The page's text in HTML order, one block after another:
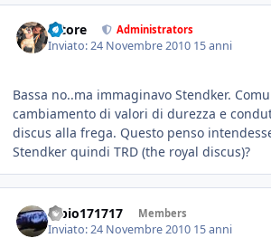
tatore Administrators
Inviato:24 Novembre 2010 15 anni
Bassa no..ma immaginavo Stendker.
cambiamento di valori di durezza e
discus alla frega. Questo penso
Stendker quindi TRD (the royal discus)?
fabio171717 Members
Inviato:24 Novembre 2010 15 anni